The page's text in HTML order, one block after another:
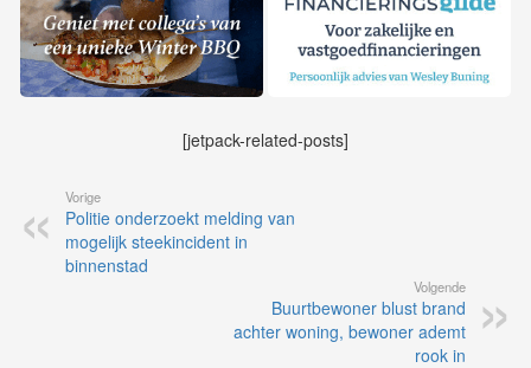
[jetpack-related-posts]
Vorige
Politie onderzoekt melding van
mogelijk steekincident in
binnenstad
Volgende
Buurtbewoner blust brand
achter woning, bewoner ademt
rook in